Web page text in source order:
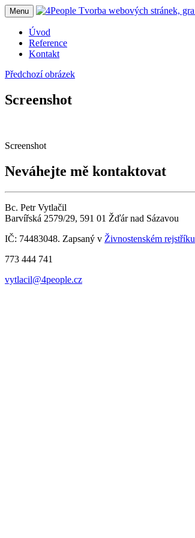
Menu
Úvod
Reference
Kontakt
Předchozí obrázek
Screenshot
Screenshot
Neváhejte mě kontaktovat
Bc. Petr Vytlačil
Barvířská 2579/29, 591 01 Žďár nad Sázavou
IČ: 74483048. Zapsaný v Živnostenském rejstříku
773 444 741
vytlacil@4people.cz